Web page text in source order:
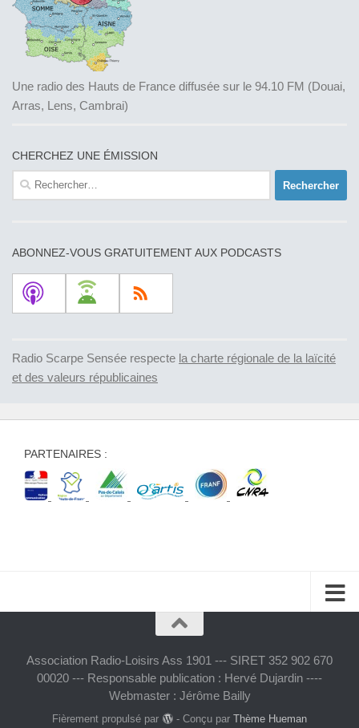
Une radio des Hauts de France diffusée sur le 94.10 FM (Douai,
Arras, Lens, Cambrai)
CHERCHEZ UNE ÉMISSION
Rechercher :
ABONNEZ-VOUS GRATUITEMENT AUX PODCASTS
Radio Scarpe Sensée respecte la charte régionale de la laïcité
et des valeurs républicaines
PARTENAIRES :
Association Radio-Loisirs Ass 1901 --- SIRET 352 902 670
00020 --- Responsable publication : Hervé Dujardin ----
Webmaster : Jérôme Bailly
Fièrement propulsé par - Conçu par Thème Hueman